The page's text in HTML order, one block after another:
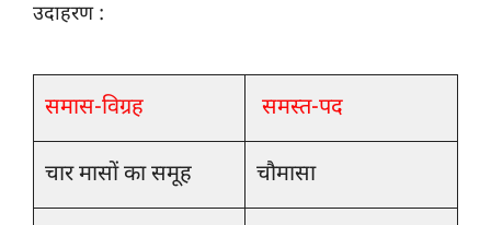
उदाहरण :
समास-विग्रह समस्त-पद
चार मासों का समूह चौमासा